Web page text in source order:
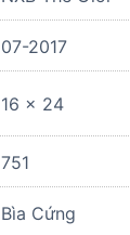
07-2017
16 x 24
751
Bìa Cứng